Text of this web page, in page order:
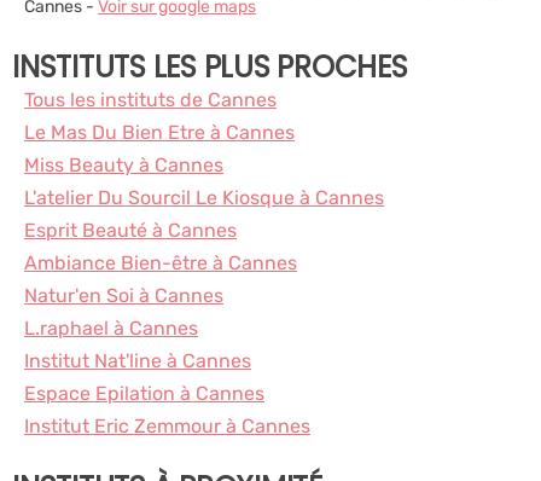
Cannes - Voir sur google maps
INSTITUTS LES PLUS PROCHES
Tous les instituts de Cannes
Le Mas Du Bien Etre à Cannes
Miss Beauty à Cannes
L'atelier Du Sourcil Le Kiosque à Cannes
Esprit Beauté à Cannes
Ambiance Bien-être à Cannes
Natur'en Soi à Cannes
L.raphael à Cannes
Institut Nat'line à Cannes
Espace Epilation à Cannes
Institut Eric Zemmour à Cannes